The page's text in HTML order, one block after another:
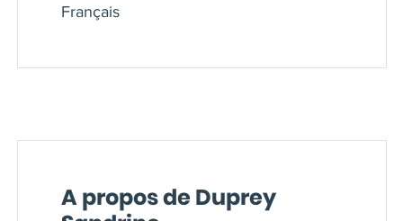
Français
A propos de Duprey